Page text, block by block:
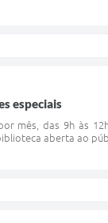
especiais
mês, das 9h às
aberta ao